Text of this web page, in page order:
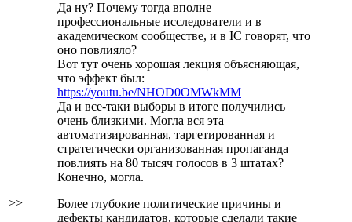
>>
Да ну? Почему тогда вполне
профессиональные исследователи и в
академическом сообществе, и в IC говорят, что
оно повлияло?
Вот тут очень хорошая лекция объясняющая,
что эффект был:
https://youtu.be/NHOD0OMWkMM
Да и все-таки выборы в итоге получились
очень близкими. Могла вся эта
автоматизированная, таргетированная и
стратегически организованная пропаганда
повлиять на 80 тысяч голосов в 3 штатах?
Конечно, могла.
Более глубокие политические причины и
дефекты кандидатов, которые сделали такие